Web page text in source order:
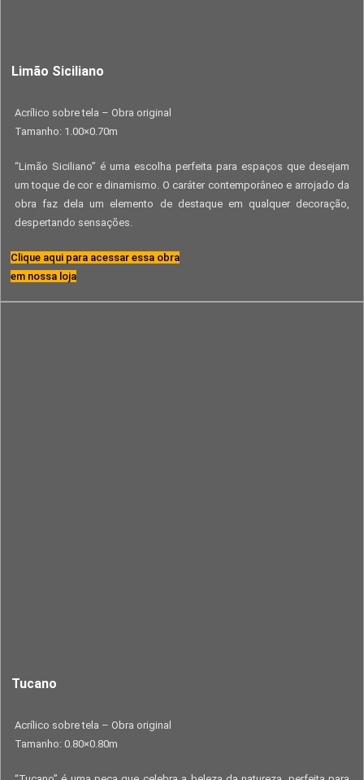
Limão Siciliano
Acrílico sobre tela – Obra original
Tamanho: 1.00×0.70m
“Limão Siciliano” é uma escolha perfeita para espaços que desejam
um toque de cor e dinamismo. O caráter contemporâneo e arrojado da
obra faz dela um elemento de destaque em qualquer decoração,
despertando sensações.
Clique aqui para acessar essa obra
em nossa loja
Tucano
Acrílico sobre tela – Obra original
Tamanho: 0.80×0.80m